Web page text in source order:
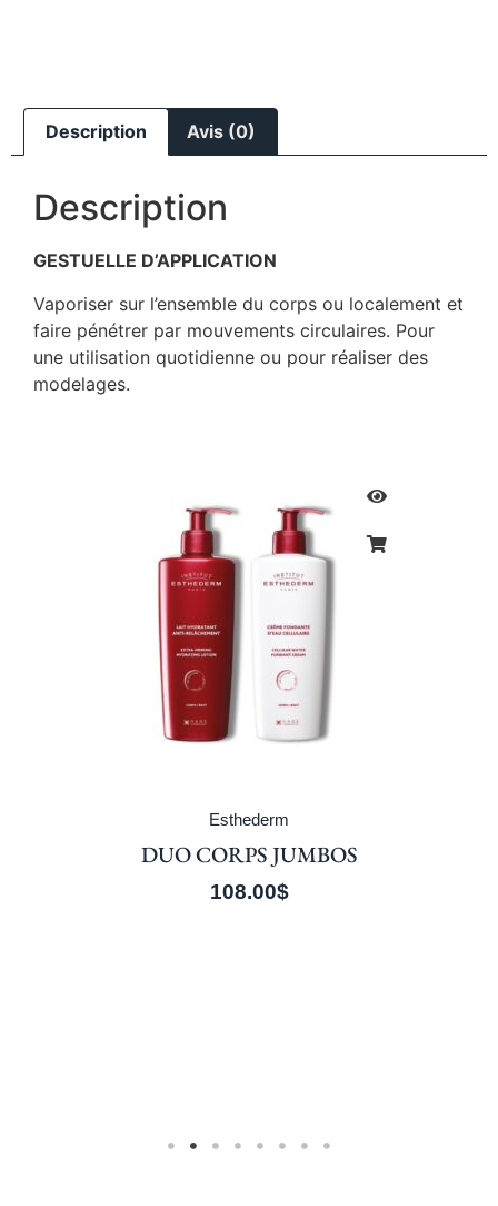
Description Avis (0)
Description
GESTUELLE D’APPLICATION
Vaporiser sur l’ensemble du corps ou localement et
faire pénétrer par mouvements circulaires. Pour
une utilisation quotidienne ou pour réaliser des
modelages.
Esthederm
DUO CORPS JUMBOS
108.00$